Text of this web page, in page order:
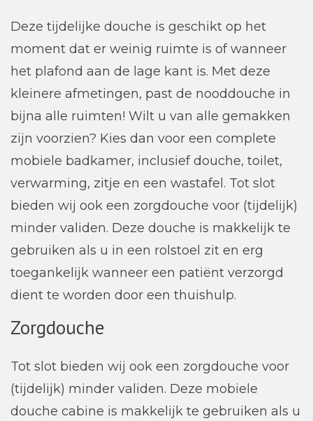
Deze tijdelijke douche is geschikt op het
moment dat er weinig ruimte is of wanneer
het plafond aan de lage kant is. Met deze
kleinere afmetingen, past de nooddouche in
bijna alle ruimten! Wilt u van alle gemakken
zijn voorzien? Kies dan voor een complete
mobiele badkamer, inclusief douche, toilet,
verwarming, zitje en een wastafel. Tot slot
bieden wij ook een zorgdouche voor (tijdelijk)
minder validen. Deze douche is makkelijk te
gebruiken als u in een rolstoel zit en erg
toegankelijk wanneer een patiënt verzorgd
dient te worden door een thuishulp.
Zorgdouche
Tot slot bieden wij ook een zorgdouche voor
(tijdelijk) minder validen. Deze mobiele
douche cabine is makkelijk te gebruiken als u